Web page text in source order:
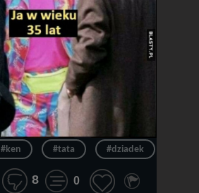
#ken #tata #dziadek
8 0